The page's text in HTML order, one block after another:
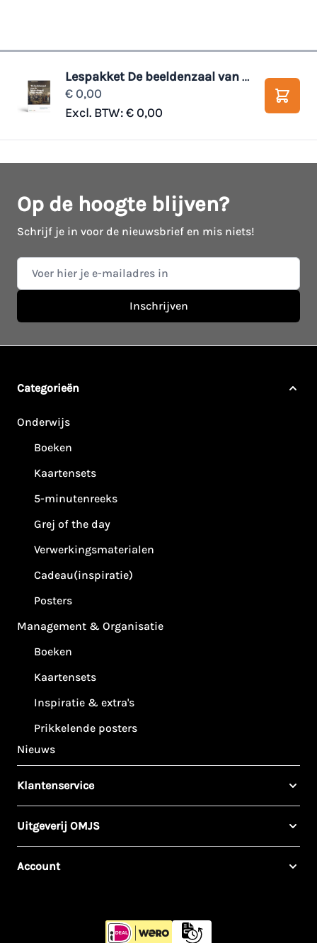
Lespakket De beeldenzaal van Maatschappij Felix Meritis - EigenlijkWijs
€ 0,00
Excl. BTW:€ 0,00
Op de hoogte blijven?
Schrijf je in voor de nieuwsbrief en mis niets!
E-mail adres
Inschrijven
Categorieën
Onderwijs
Boeken
Kaartensets
5-minutenreeks
Grej of the day
Verwerkingsmaterialen
Cadeau(inspiratie)
Posters
Management & Organisatie
Boeken
Kaartensets
Inspiratie & extra's
Prikkelende posters
Nieuws
Klantenservice
Uitgeverij OMJS
Account